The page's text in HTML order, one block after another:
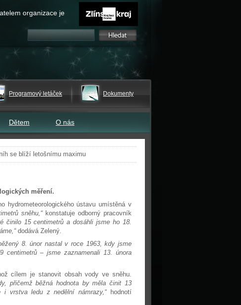
organizace je
Programový letáček Dokumenty
Dětem O nás
se blíží letošnímu maximu
měření.
hydrometeorologického ústavu umístěná v
sněhu,“ konstatuje odborný pracovník
činilo 15 centimetrů a dosáhli jsme ho 18.
dodává Zelený.
8. únor nastal v roce 1963, kdy jsme
centimetrů – jsme zaznamenali 13. února
cílem je stanovit obsah vody ve sněhu.
přičemž běžná hodnota by měla činit 13
vrstva ledu z nedělní námrazy,“hodnotí